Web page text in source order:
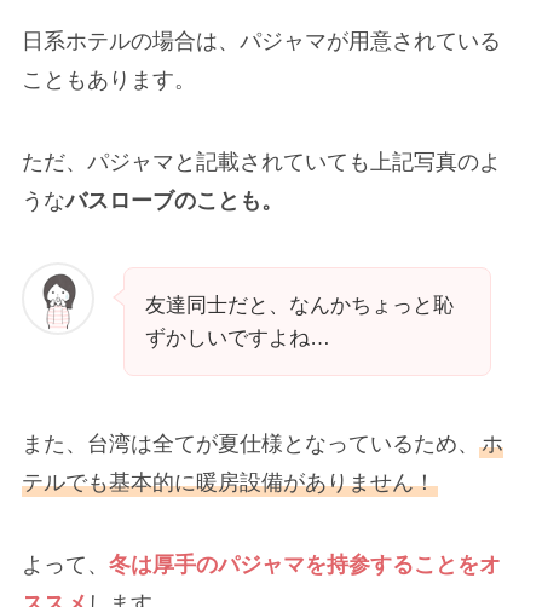
日系ホテルの場合は、パジャマが用意されている
こともあります。
ただ、パジャマと記載されていても上記写真のよ
うなバスローブのことも。
友達同士だと、なんかちょっと恥
ずかしいですよね…
また、台湾は全てが夏仕様となっているため、 ホ
テルでも基本的に暖房設備がありません！
よって、 冬は厚手のパジャマを持参することをオ